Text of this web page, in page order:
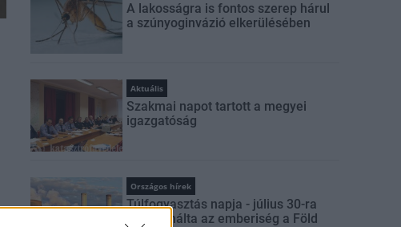
A lakosságra is fontos szerep hárul
a szúnyoginvázió elkerülésében
Aktuális
Szakmai napot tartott a megyei
igazgatóság
Országos hírek
Túlfogyasztás napja - július 30-ra
felhasználta az emberiség a Föld